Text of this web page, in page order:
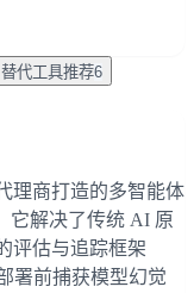
替代工具推荐6
理商打造的多智能体
它解决了传统 AI 原
评估与追踪框架
署前捕获模型幻觉